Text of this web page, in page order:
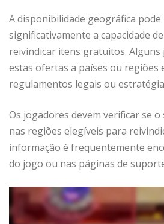
A disponibilidade geográfica
significativamente a capacidade
reivindicar itens gratuitos.
estas ofertas a países ou regiões
regulamentos legais ou
Os jogadores devem verificar se
nas regiões elegíveis para
informação é frequentemente
do jogo ou nas páginas de